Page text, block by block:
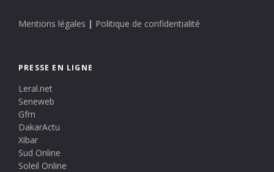
Mentions légales | Politique de confidentialité
PRESSE EN LIGNE
Leral.net
Seneweb
Gfm
DakarActu
Xibar
Sud Online
Soleil Online